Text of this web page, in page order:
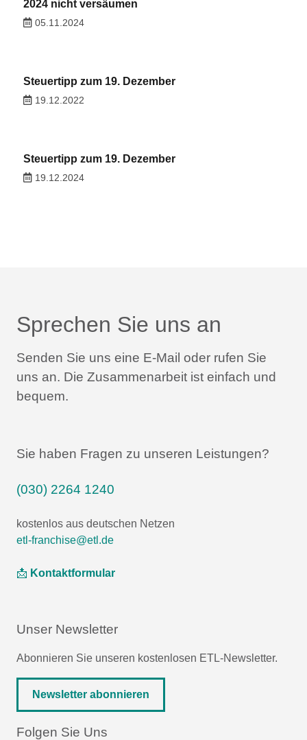
2024 nicht versäumen
05.11.2024
Steuertipp zum 19. Dezember
19.12.2022
Steuertipp zum 19. Dezember
19.12.2024
Sprechen Sie uns an
Senden Sie uns eine E-Mail oder rufen Sie
uns an. Die Zusammenarbeit ist einfach und
bequem.
Sie haben Fragen zu unseren Leistungen?
(030) 2264 1240
kostenlos aus deutschen Netzen
etl-franchise@etl.de
📩 Kontaktformular
Unser Newsletter
Abonnieren Sie unseren kostenlosen ETL-Newsletter.
Newsletter abonnieren
Folgen Sie Uns